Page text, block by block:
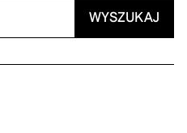
WYSZUKAJ